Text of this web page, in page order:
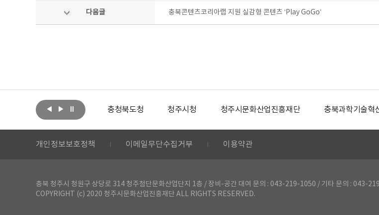
다음글 충북콘텐츠코리아랩 지원 실감형 콘텐츠 ‘Play GoGo’
문화체육관광부 충청북도청 청주시청 청주시문화산업진흥재단 충북과학기술혁
개인정보보호정책 이메일무단수집거부 이용약관
충북 청주시 청원구 상당로 314 청주첨단문화산업단지 1층 / 장비-공간 대여 문의 : 043-219-1050 / 기타 문의 :
COPYRIGHT (c) 2020 청주시문화산업진흥재단 ALL RIGHTS RESERVED.